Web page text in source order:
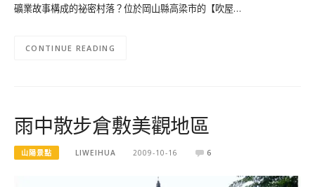
礦業故事構成的祕密村落？位於岡山縣高梁市的【吹屋…
CONTINUE READING
雨中散步倉敷美觀地區
山陽景點 LIWEIHUA 2009-10-16 6